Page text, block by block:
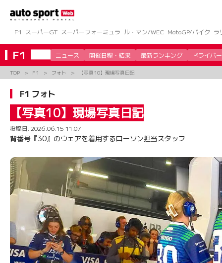
ツ
へ
ス
キ
ッ
F1 スーパーGT スーパーフォーミュラ ル・マン/WEC MotoGP/バイク ラ
F1 ニュース 開催日程・結果 最新ランキング ドライバー
TOP F1 フォト 【写真10】現場写真日記
F1 フォト
【写真10】現場写真日記
投稿日: 2026.06.15 11:07
背番号『30』のウェアを着用するローソン担当スタッフ